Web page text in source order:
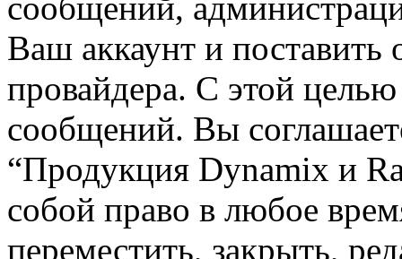
сообщений,
Ваш аккаунт и поставить
провайдера. С этой
сообщений. Вы
“Продукция Dynamix и
собой право в любое
переместить, закрыть,